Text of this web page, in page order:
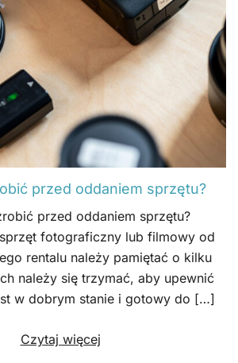
przed oddaniem sprzętu?
przed oddaniem sprzętu?
fotograficzny lub filmowy od
rentalu należy pamiętać o kilku
należy się trzymać, aby upewnić
w dobrym stanie i gotowy do […]
Czytaj więcej